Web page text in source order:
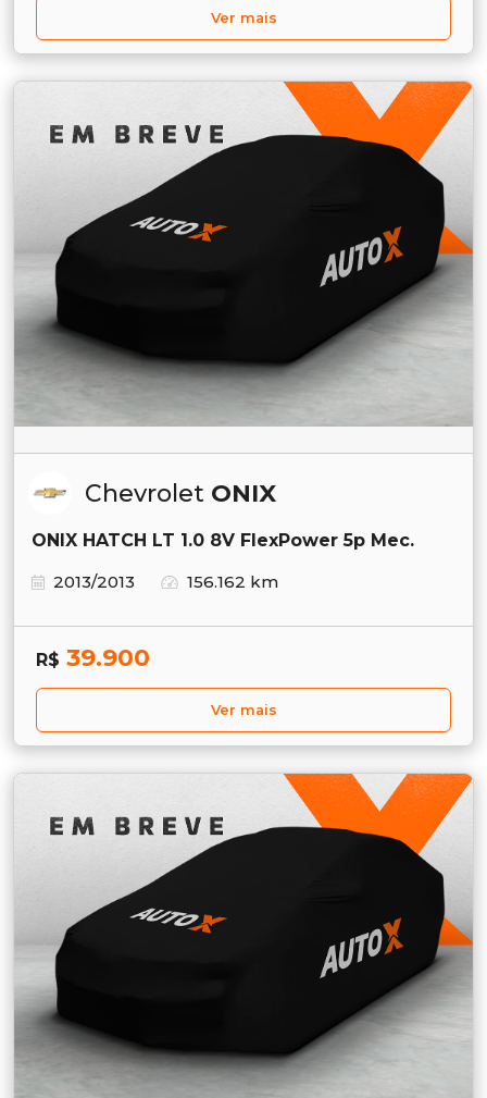
Ver mais
Chevrolet ONIX
ONIX HATCH LT 1.0 8V FlexPower 5p Mec.
2013/2013
156.162 km
R$ 39.900
Ver mais